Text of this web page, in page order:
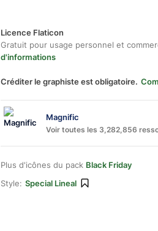
Licence Flaticon
Gratuit pour usage personnel et
d'informations
Créditer le graphiste est obligatoire.
Magnific
Voir toutes les 3,282,856
Plus d'icônes du pack Black Friday
Style: Special Lineal